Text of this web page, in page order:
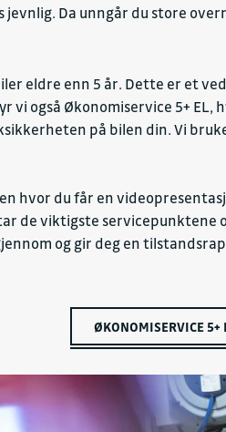
jevnlig. Da unngår du store
eldre enn 5 år. Dette er et
vi også Økonomiservice 5+
på bilen din. Vi
hvor du får en
de viktigste
og gir deg en
ØKONOMISERVICE 5+